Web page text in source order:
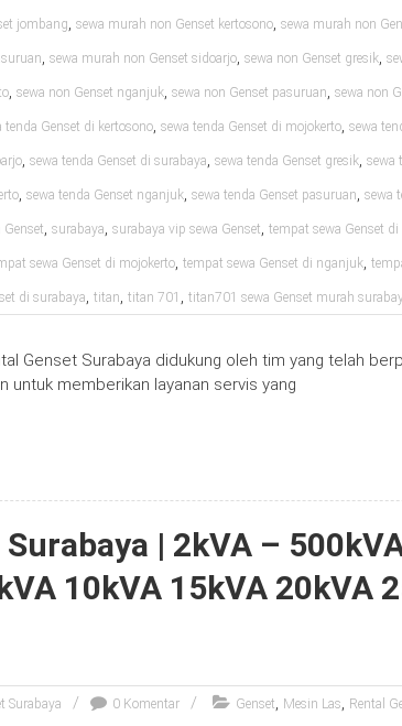
jombang, sewa murah non Genset kertosono, sewa murah non
, sewa murah non Genset sidoarjo, sewa non Genset gresik,
, sewa non Genset nganjuk, sewa non Genset pasuruan, sewa non
tenda Genset di kertosono, sewa tenda Genset di mojokerto, sewa
, sewa tenda Genset di surabaya, sewa tenda Genset gresik, sewa
, sewa tenda Genset nganjuk, sewa tenda Genset pasuruan, sewa
, surabaya, surabaya vip sewa Genset, tempat sewa Genset di
sewa Genset di mojokerto, tempat sewa Genset di nganjuk,
di surabaya, titan, titan 701 , titan701 sewa Genset murah
Genset Surabaya didukung oleh tim yang telah
untuk memberikan layanan servis yang
| 2kVA –
10kVA 15kVA 20kVA
Surabaya 0 Komentar Genset, Mesin Las, Rental